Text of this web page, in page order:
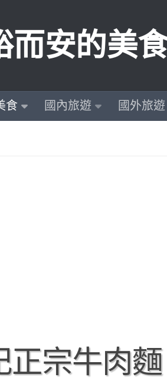
而安的美
食 國內旅遊 國外旅遊
正宗牛肉